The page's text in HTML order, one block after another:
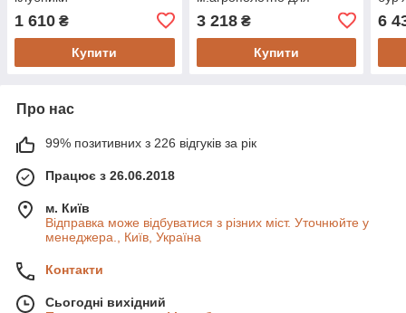
1 610 ₴
Купити
3 218₴
Купити
6
Про нас
99% позитивних з 226 відгуків за рік
Працює з 26.06.2018
м. Київ
Відправка може відбуватися з різних міст. Уточнюйте у
менеджера., Київ, Україна
Контакти
Сьогодні вихідний